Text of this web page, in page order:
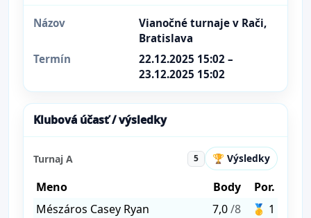
Názov
Vianočné turnaje v Rači,
Bratislava
Termín
22.12.2025 15:02 –
23.12.2025 15:02
Klubová účasť / výsledky
Turnaj A 5 🏆 Výsledky
Meno Body
Por.
Mészáros Casey Ryan
7,0/8
🥇 1